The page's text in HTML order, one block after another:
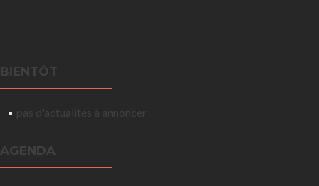
BIENTÔT
pas d'actualités à annoncer
AGENDA